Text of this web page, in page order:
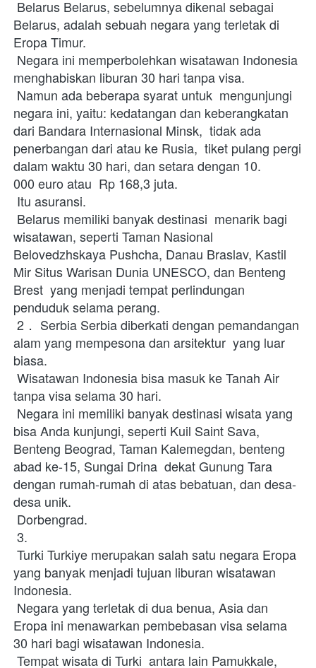
Belarus, adalah sebuah negara yang terletak di
Eropa Timur.
menghabiskan liburan 30 hari tanpa visa.
negara ini, yaitu: kedatangan dan keberangkatan
dari Bandara Internasional Minsk,  tidak ada
penerbangan dari atau ke Rusia,  tiket pulang pergi
dalam waktu 30 hari, dan setara dengan 10.
000 euro atau  Rp 168,3 juta.
Itu asuransi.
wisatawan, seperti Taman Nasional
Belovedzhskaya Pushcha, Danau Braslav, Kastil
Mir Situs Warisan Dunia UNESCO, dan Benteng
Brest  yang menjadi tempat perlindungan
penduduk selama perang.
alam yang mempesona dan arsitektur  yang luar
biasa.
tanpa visa selama 30 hari.
bisa Anda kunjungi, seperti Kuil Saint Sava,
Benteng Beograd, Taman Kalemegdan, benteng
abad ke-15, Sungai Drina  dekat Gunung Tara
dengan rumah-rumah di atas bebatuan, dan desa-
desa unik.
Dorbengrad.
3.
yang banyak menjadi tujuan liburan wisatawan
Indonesia.
Eropa ini menawarkan pembebasan visa selama
30 hari bagi wisatawan Indonesia.